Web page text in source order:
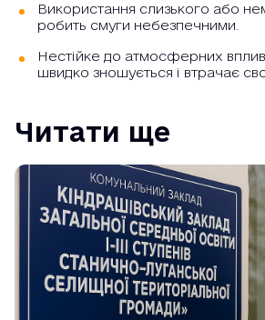
Використання слизького або
робить смуги небезпечними.
Нестійке до атмосферних
швидко зношується і втрачає
Читати ще